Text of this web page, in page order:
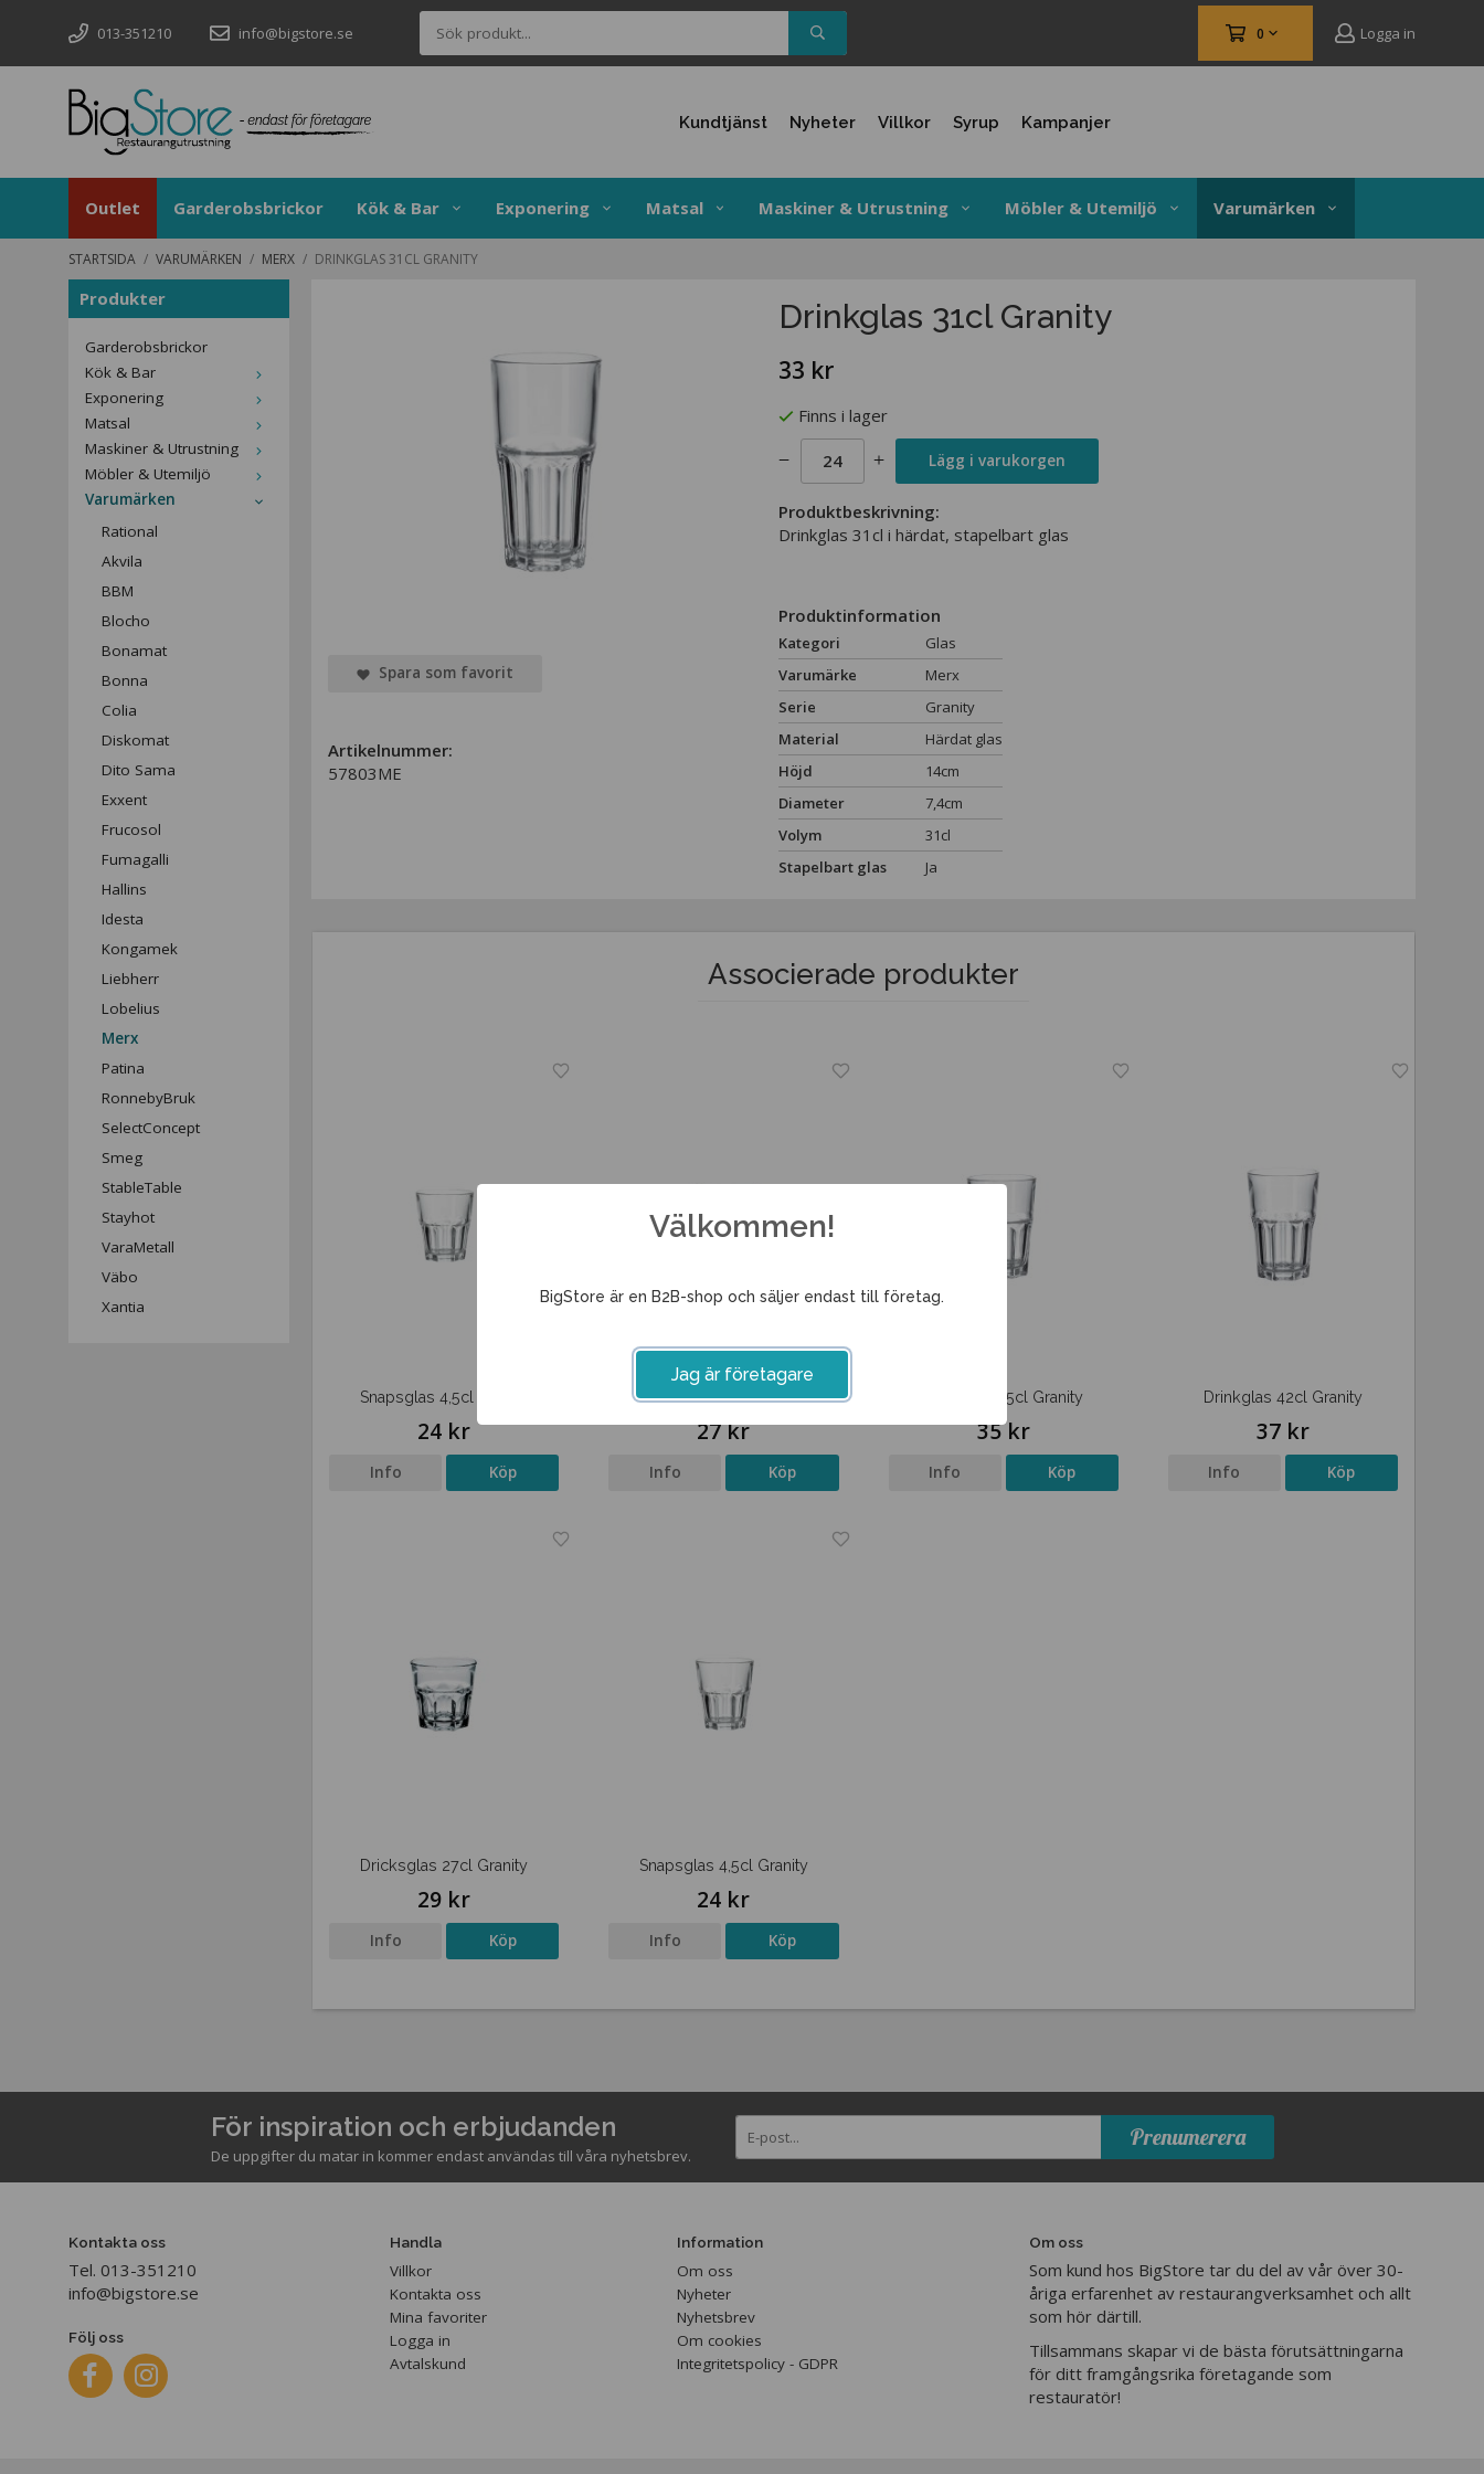
013-351210 info@bigstore.se 0 Logga in
Kundtjänst Nyheter Villkor Syrup Kampanjer
Outlet Garderobsbrickor Kök & Bar Exponering Matsal Maskiner & Utrustning Möbler & Utemiljö Varumärken
STARTSIDA / VARUMÄRKEN / MERX / DRINKGLAS 31CL GRANITY
Produkter
Garderobsbrickor
Kök & Bar
Exponering
Matsal
Maskiner & Utrustning
Möbler & Utemiljö
Varumärken
Rational
Akvila
BBM
Blocho
Bonamat
Bonna
Colia
Diskomat
Dito Sama
Exxent
Frucosol
Fumagalli
Hallins
Idesta
Kongamek
Liebherr
Lobelius
Merx
Patina
RonnebyBruk
SelectConcept
Smeg
StableTable
Stayhot
VaraMetall
Väbo
Xantia
Drinkglas 31cl Granity
33 kr
Finns i lager
Lägg i varukorgen
Produktbeskrivning:
Drinkglas 31cl i härdat, stapelbart glas
Produktinformation
Kategori
Glas
Varumärke
Merx
Serie
Granity
Material
Härdat glas
Höjd
14cm
Diameter
7,4cm
Volym
31cl
Stapelbart glas
Ja
Spara som favorit
Artikelnummer:
57803ME
Associerade produkter
Snapsglas 4,5cl Granity
24 kr
Info Köp
Whiskyglas 20cl Granity
27 kr
Info Köp
Drinkglas 35cl Granity
35 kr
Info Köp
Drinkglas 42cl Granity
37 kr
Info Köp
Dricksglas 27cl Granity
29 kr
Info Köp
Snapsglas 4,5cl Granity
24 kr
Info Köp
För inspiration och erbjudanden
De uppgifter du matar in kommer endast användas till våra nyhetsbrev.
Prenumerera
Kontakta oss
Tel. 013-351210
info@bigstore.se
Följ oss
Handla
Villkor
Kontakta oss
Mina favoriter
Logga in
Avtalskund
Information
Om oss
Nyheter
Nyhetsbrev
Om cookies
Integritetspolicy - GDPR
Om oss
Som kund hos BigStore tar du del av vår över 30-
åriga erfarenhet av restaurangverksamhet och allt
som hör därtill.
Tillsammans skapar vi de bästa förutsättningarna
för ditt framgångsrika företagande som
restauratör!
Välkommen!
BigStore är en B2B-shop och säljer endast till företag.
Jag är företagare